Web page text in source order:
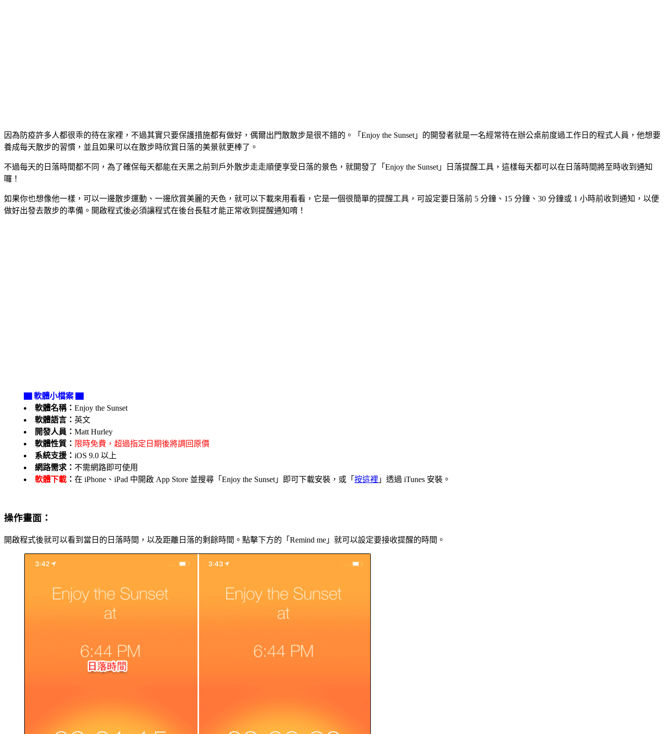
因為防疫許多人都很乖的待在家裡，不過其實只要保護措施都有做好，偶爾出門散散步是很不錯的。「Enjoy the Sunset」的開發者就是一名經常待在辦公桌前度過工作日的程式人員，他想要
養成每天散步的習慣，並且如果可以在散步時欣賞日落的美景就更棒了。
不過每天的日落時間都不同，為了確保每天都能在天黑之前到戶外散步走走順便享受日落的景色，就開發了「Enjoy the Sunset」日落提醒工具，這樣每天都可以在日落時間將至時收到通知
囉！
如果你也想像他一樣，可以一邊散步運動、一邊欣賞美麗的天色，就可以下載來用看看，它是一個很簡單的提醒工具，可設定要日落前 5 分鐘、15 分鐘、30 分鐘或 1 小時前收到通知，以便
做好出發去散步的準備。開啟程式後必須讓程式在後台長駐才能正常收到提醒通知唷！
▇ 軟體小檔案 ▇
軟體名稱： Enjoy the Sunset
軟體語言： 英文
開發人員： Matt Hurley
軟體性質： 限時免費，超過指定日期後將調回原價
系統支援： iOS 9.0 以上
網路需求： 不需網路即可使用
軟體下載 ： 在 iPhone、iPad 中開啟 App Store 並搜尋「Enjoy the Sunset」即可下載安裝，或「 按這裡 」透過 iTunes 安裝。
操作畫面：
開啟程式後就可以看到當日的日落時間，以及距離日落的剩餘時間。點擊下方的「Remind me」就可以設定要接收提醒的時間。